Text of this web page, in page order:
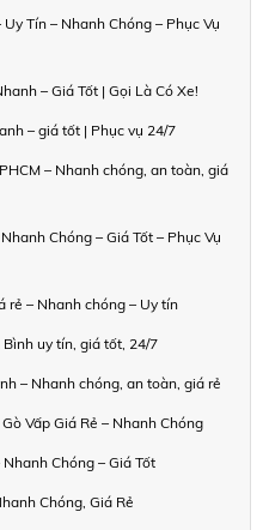
Tín – Nhanh Chóng – Phục Vụ
– Giá Tốt | Gọi Là Có Xe!
– giá tốt | Phục vụ 24/7
– Nhanh chóng, an toàn, giá
Chóng – Giá Tốt – Phục Vụ
rẻ – Nhanh chóng – Uy tín
uy tín, giá tốt, 24/7
– Nhanh chóng, an toàn, giá rẻ
Vấp Giá Rẻ – Nhanh Chóng
Chóng – Giá Tốt
Chóng, Giá Rẻ